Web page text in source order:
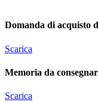
Domanda di acquisto
Scarica
Memoria da
Scarica